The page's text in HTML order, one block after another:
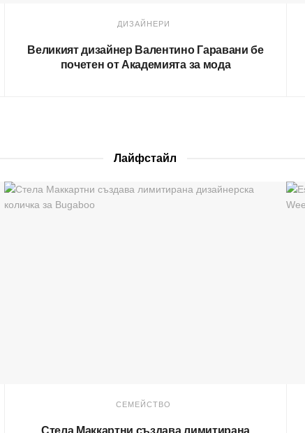
ДИЗАЙНЕРИ
Великият дизайнер Валентино Гаравани бе
почетен от Академията за мода
Лайфстайл
СЕМЕЙСТВО
Стела Маккартни създава лимитирана